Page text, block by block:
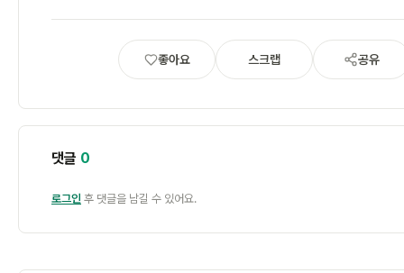
좋아요 스크랩 공유
댓글 0
로그인 후 댓글을 남길 수 있어요.